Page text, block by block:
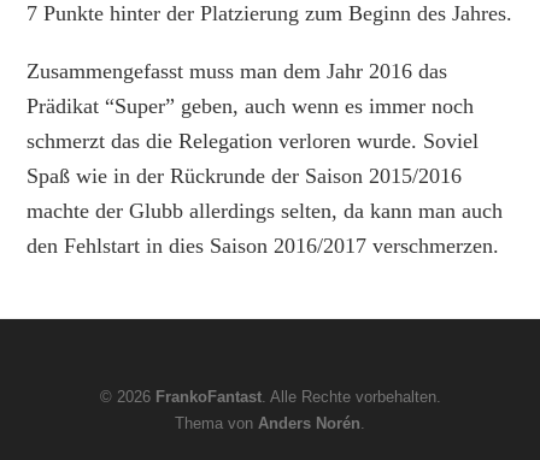
7 Punkte hinter der Platzierung zum Beginn des Jahres.
Zusammengefasst muss man dem Jahr 2016 das
Prädikat “Super” geben, auch wenn es immer noch
schmerzt das die Relegation verloren wurde. Soviel
Spaß wie in der Rückrunde der Saison 2015/2016
machte der Glubb allerdings selten, da kann man auch
den Fehlstart in dies Saison 2016/2017 verschmerzen.
© 2026 FrankoFantast. Alle Rechte vorbehalten.
Thema von Anders Norén